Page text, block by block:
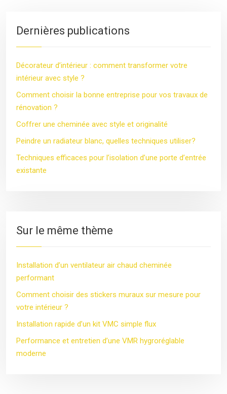
Dernières publications
Décorateur d’intérieur : comment transformer votre
intérieur avec style ?
Comment choisir la bonne entreprise pour vos travaux de
rénovation ?
Coffrer une cheminée avec style et originalité
Peindre un radiateur blanc, quelles techniques utiliser?
Techniques efficaces pour l’isolation d’une porte d’entrée
existante
Sur le même thème
Installation d’un ventilateur air chaud cheminée
performant
Comment choisir des stickers muraux sur mesure pour
votre intérieur ?
Installation rapide d’un kit VMC simple flux
Performance et entretien d’une VMR hygroréglable
moderne